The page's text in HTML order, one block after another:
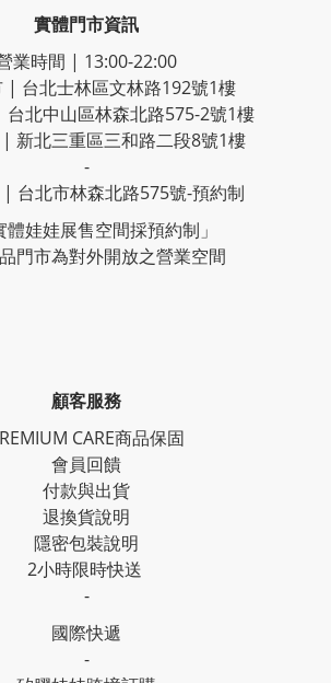
實體門市資訊
業時間 | 13:00-22:00
| 台北士林區文林路192號1樓
北中山區林森北路575-2號1樓
新北三重區三和路二段8號1樓
-
台北市林森北路575號-預約制
體娃娃展售空間採預約制」
門市為對外開放之營業空間
顧客服務
CARE商品保固
會員回饋
付款與出貨
退換貨說明
隱密包裝說明
2小時限時快送
-
國際快遞
-